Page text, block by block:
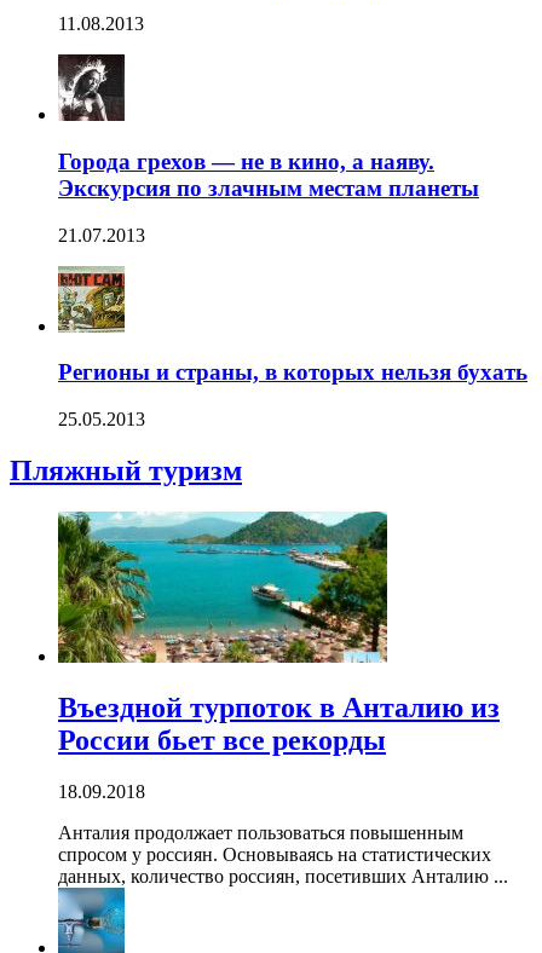
11.08.2013
Города грехов — не в кино, а наяву.
Экскурсия по злачным местам планеты
21.07.2013
Регионы и страны, в которых нельзя бухать
25.05.2013
Пляжный туризм
Въездной турпоток в Анталию из
России бьет все рекорды
18.09.2018
Анталия продолжает пользоваться повышенным
спросом у россиян. Основываясь на статистических
данных, количество россиян, посетивших Анталию ...